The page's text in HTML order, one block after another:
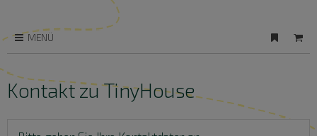
MENÜ
Kontakt zu TinyHouse